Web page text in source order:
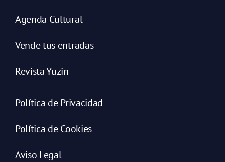
Agenda Cultural
Vende tus entradas
Revista Yuzin
Política de Privacidad
Política de Cookies
Aviso Legal